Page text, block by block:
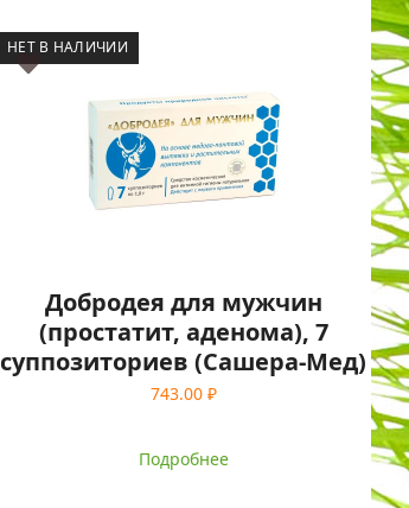
НЕТ В НАЛИЧИИ
Добродея для мужчин
(простатит, аденома), 7
суппозиториев (Сашера-Мед)
743.00 ₽
Подробнее